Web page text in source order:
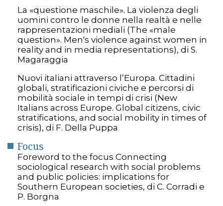
La «questione maschile». La violenza degli
uomini contro le donne nella realtà e nelle
rappresentazioni mediali (The «male
question». Men's violence against women in
reality and in media representations), di S.
Magaraggia
Nuovi italiani attraverso l’Europa. Cittadini
globali, stratificazioni civiche e percorsi di
mobilità sociale in tempi di crisi (New
Italians across Europe. Global citizens, civic
stratifications, and social mobility in times of
crisis), di F. Della Puppa
Focus
Foreword to the focus Connecting
sociological research with social problems
and public policies: implications for
Southern European societies, di C. Corradi e
P. Borgna